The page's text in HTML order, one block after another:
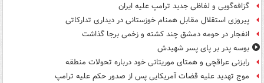
گزافه‌گویی و لفاظی جدید ترامپ علیه ایران
پیروزی استقلال مقابل همنام خوزستانی در دیداری تدارکاتی
انفجار در حومه دمشق چند کشته و زخمی برجا گذاشت
بوسه‌ پدر بر پای پسر شهیدش
رایزنی عراقچی و همتای موریتانی خود درباره تحولات منطقه
موج تهدید علیه قضات آمریکایی پس از صدور حکم علیه ترامپ